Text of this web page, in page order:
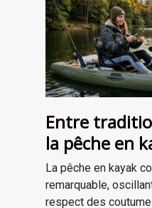
Entre
la pêche en
une nouvelle
La pêche en kayak
remarquable,
respect des